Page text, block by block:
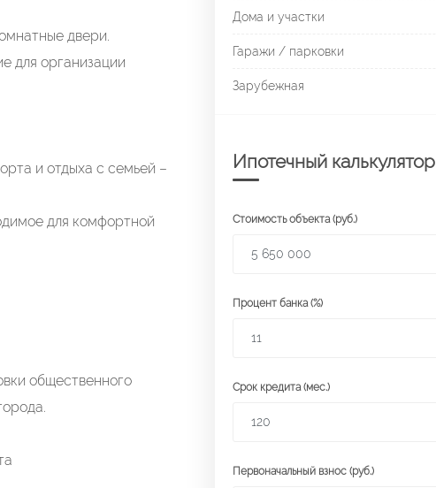
двери.
для организации
и отдыха с семьей –
для комфортной
общественного
Дома и участки
Гаражи / парковки
Зарубежная
Ипотечный калькулятор
Стоимость объекта (руб.)
Процент банка (%)
Срок кредита (мес.)
Первоначальный взнос (руб.)